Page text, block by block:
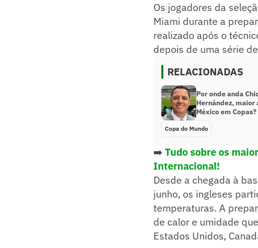
Os jogadores da
Miami durante a
realizado após o
depois de uma série
RELACIONADAS
Por onde anda
Hernández,
México em Copas?
Copa do Mundo
➡️ Tudo sobre os
Internacional!
Desde a chegada à
junho, os ingleses
temperaturas. A
de calor e umidade
Estados Unidos,